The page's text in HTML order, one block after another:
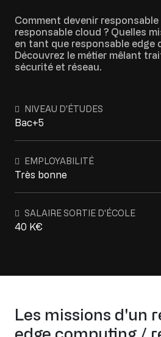
Comment devenir
responsable cloud ? Quelles
en tant que responsable edge
Découvrez le métier mêlant
sécurité et réseau.
NIVEAU D'ÉTUDES
Bac+5
EMPLOYABILITÉ
Très bonne
SALAIRE SORTIE D'ÉCOLE
40 K€
Les missions d'un
edge computing /